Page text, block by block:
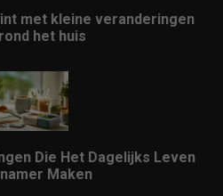
met kleine veranderingen
het huis
Die Het Dagelijks Leven
Maken